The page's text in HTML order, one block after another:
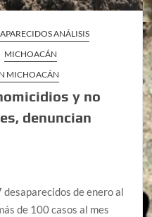
ANÁLISIS
MICHOACÁN
MICHOACÁN
y no
denuncian
de enero al
de 100 casos al mes